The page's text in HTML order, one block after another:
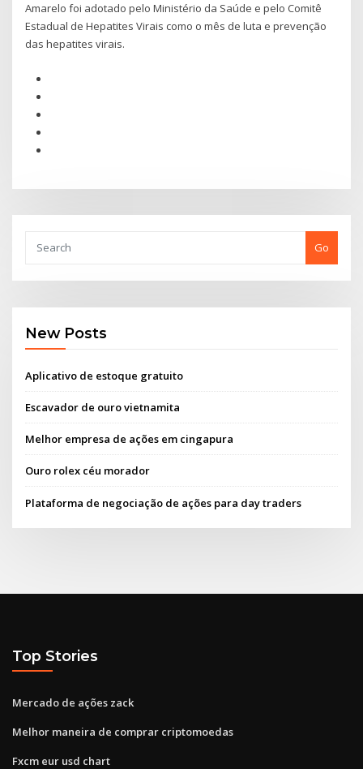
Amarelo foi adotado pelo Ministério da Saúde e pelo Comitê
Estadual de Hepatites Virais como o mês de luta e prevenção
das hepatites virais.
Go
New Posts
Aplicativo de estoque gratuito
Escavador de ouro vietnamita
Melhor empresa de ações em cingapura
Ouro rolex céu morador
Plataforma de negociação de ações para day traders
Top Stories
Mercado de ações zack
Melhor maneira de comprar criptomoedas
Fxcm eur usd chart